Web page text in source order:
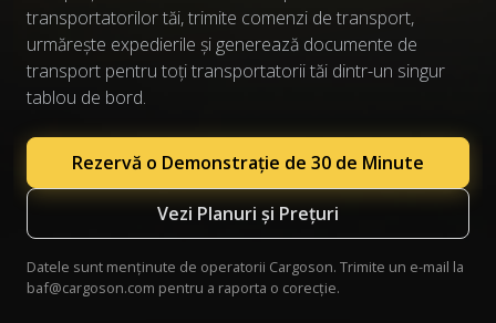
transportatorilor tăi, trimite comenzi de transport,
urmărește expedierile și generează documente de
transport pentru toți transportatorii tăi dintr-un singur
tablou de bord.
Rezervă o Demonstrație de 30 de Minute
Vezi Planuri și Prețuri
Datele sunt menținute de operatorii Cargoson. Trimite un e-mail la
baf@cargoson.com pentru a raporta o corecție.